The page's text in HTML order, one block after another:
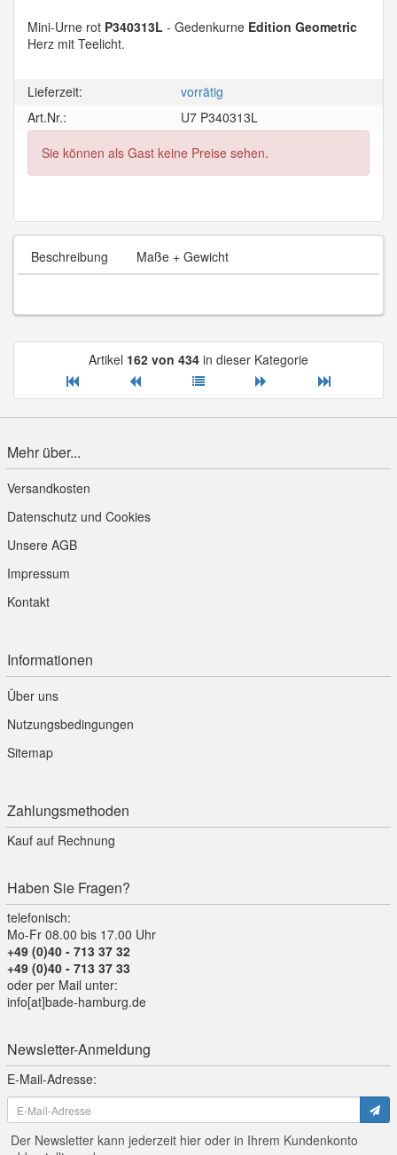
Mini-Urne rot P340313L - Gedenkurne Edition Geometric
Herz mit Teelicht.
Lieferzeit:
vorrätig
Art.Nr.:
U7 P340313L
Sie können als Gast keine Preise sehen.
Beschreibung Maße + Gewicht
Artikel 162 von 434 in dieser Kategorie
Mehr über...
Versandkosten
Datenschutz und Cookies
Unsere AGB
Impressum
Kontakt
Informationen
Über uns
Nutzungsbedingungen
Sitemap
Zahlungsmethoden
Kauf auf Rechnung
Haben Sie Fragen?
telefonisch:
Mo-Fr 08.00 bis 17.00 Uhr
+49 (0)40 - 713 37 32
+49 (0)40 - 713 37 33
oder per Mail unter:
info[at]bade-hamburg.de
Newsletter-Anmeldung
E-Mail-Adresse:
Der Newsletter kann jederzeit hier oder in Ihrem Kundenkonto